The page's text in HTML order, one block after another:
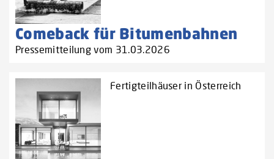
Comeback für Bitumenbahnen
Pressemitteilung vom 31.03.2026
Fertigteilhäuser in Österreich